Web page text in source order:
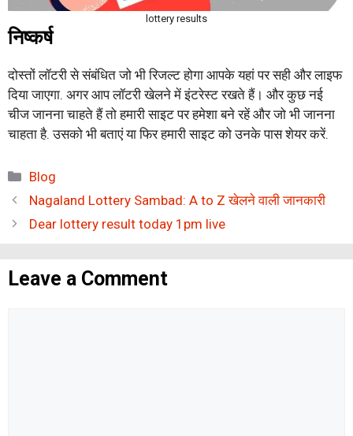
lottery results
निष्कर्ष
दोस्तों लॉटरी से संबंधित जो भी रिजल्ट होगा आपके यहां पर सही और लाइफ
दिया जाएगा. अगर आप लॉटरी खेलने में इंटरेस्ट रखते हैं। और कुछ नई
चीज जानना चाहते हैं तो हमारी साइट पर हमेशा बने रहें और जो भी जानना
चाहता है. उसको भी बताएं या फिर हमारी साइट को उनके पास शेयर करें.
Categories
Blog
Nagaland Lottery Sambad: A to Z खेलने वाली जानकारी
Dear lottery result today 1pm live
Leave a Comment